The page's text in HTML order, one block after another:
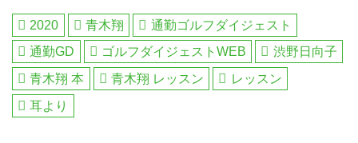
2020 青木翔
通勤ゴルフダイジェスト
通勤GD
ゴルフダイジェストWEB
渋野日向子
青木翔 本
青木翔 レッスン
レッスン
耳より